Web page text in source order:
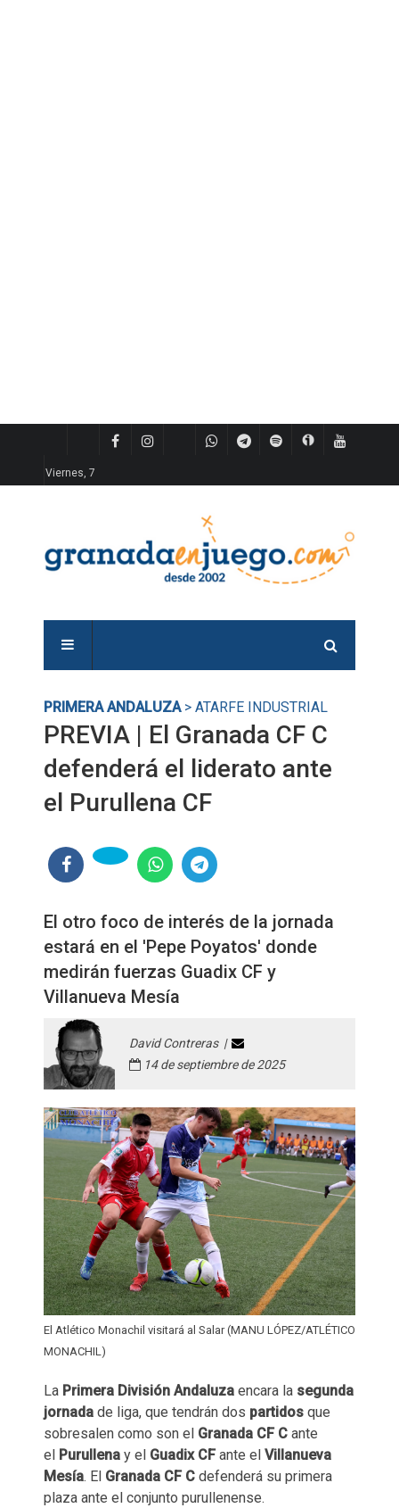
Viernes, 7
PRIMERA ANDALUZA> ATARFE INDUSTRIAL
PREVIA | El Granada CF C
defenderá el liderato ante
el Purullena CF
El otro foco de interés de la jornada
estará en el 'Pepe Poyatos' donde
medirán fuerzas Guadix CF y
Villanueva Mesía
David Contreras |
14 de septiembre de 2025
El Atlético Monachil visitará al Salar (MANU LÓPEZ/ATLÉTICO
MONACHIL)
La Primera División Andaluza encara la segunda
jornada de liga, que tendrán dos partidos que
sobresalen como son el Granada CF C ante
el
Purullena y el Guadix CFante el Villanueva
Mesía. El Granada CF C defenderá su primera
plaza ante el conjunto purullenense.